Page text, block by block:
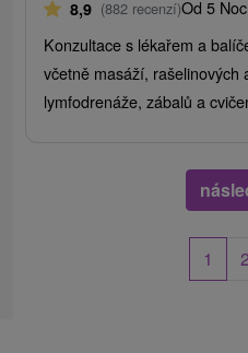
8,9 (882 recenzí)Od 5
Konzultace s lékařem a
včetně masáží, rašelinových
lymfodrenáže, zábalů a
1 2